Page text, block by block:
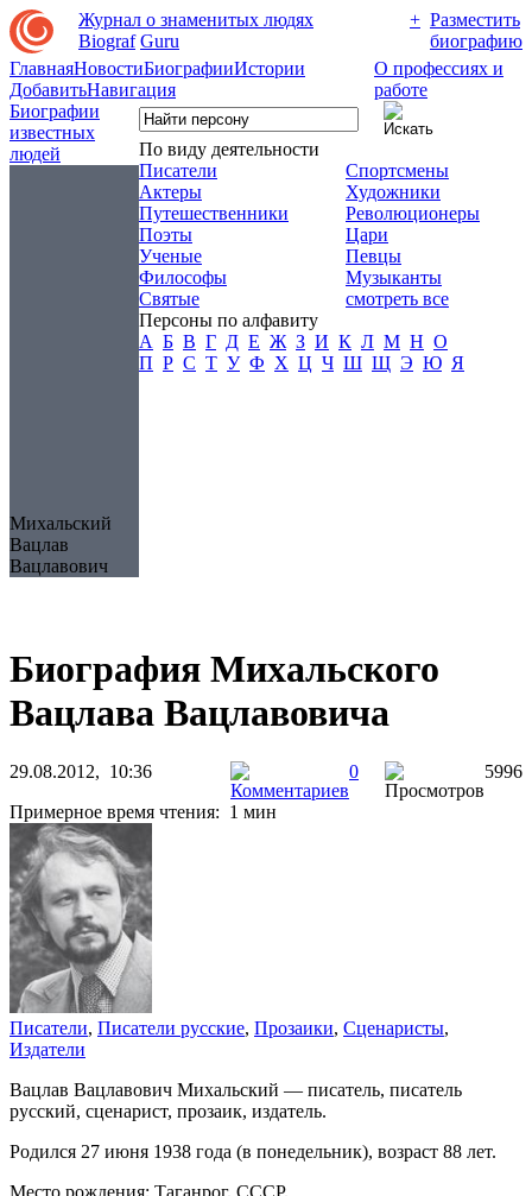
Журнал о знаменитых людях
Biograf Guru
+ Разместить
биографию
ГлавнаяНовостиБиографииИстории
ДобавитьНавигация
О профессиях и
работе
Биографии
известных
людей
Михальский
Вацлав
Вацлавович
По виду деятельности
Писатели
Актеры
Путешественники
Поэты
Ученые
Философы
Святые
Спортсмены
Художники
Революционеры
Цари
Певцы
Музыканты
смотреть все
Персоны по алфавиту
А Б В Г Д Е Ж З И К Л М Н О
П Р С Т У Ф Х Ц Ч Ш Щ Э Ю Я
Биография Михальского
Вацлава Вацлавовича
29.08.2012, 10:36 0
5996
Примерное время чтения: 1 мин
Писатели, Писатели русские, Прозаики, Сценаристы,
Издатели
Вацлав Вацлавович Михальский — писатель, писатель
русский, сценарист, прозаик, издатель.
Родился 27 июня 1938 года (в понедельник), возраст 88 лет.
Место рождения: Таганрог, СССР.